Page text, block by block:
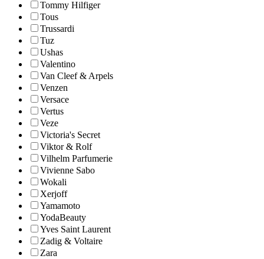
Tommy Hilfiger
Tous
Trussardi
Tuz
Ushas
Valentino
Van Cleef & Arpels
Venzen
Versace
Vertus
Veze
Victoria's Secret
Viktor & Rolf
Vilhelm Parfumerie
Vivienne Sabo
Wokali
Xerjoff
Yamamoto
YodaBeauty
Yves Saint Laurent
Zadig & Voltaire
Zara